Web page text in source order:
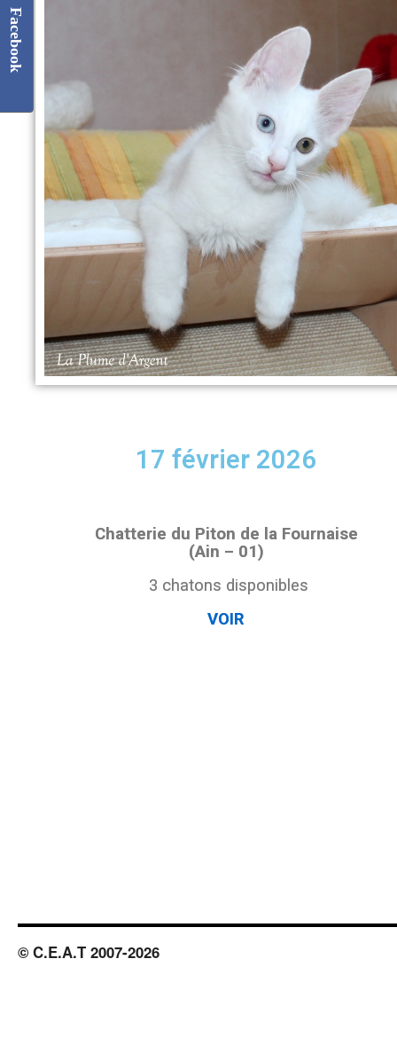
17 février 2026
Chatterie du Piton de la Fournaise
(Ain – 01)
3 chatons disponibles
VOIR
© C.E.A.T 2007-2026
Facebook